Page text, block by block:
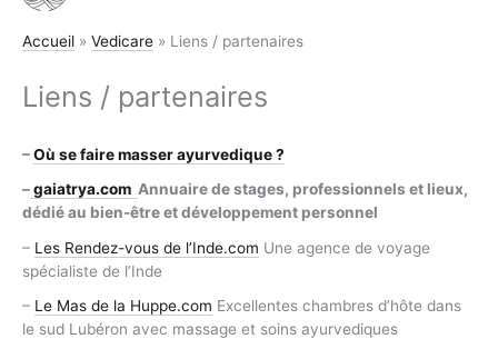
Accueil Vedicare Liens / partenaires
Liens / partenaires
–Où se faire masser ayurvedique ?
–gaiatrya.com Annuaire de stages, professionnels et lieux,
dédié au bien-être et développement personnel
– Les Rendez-vous de l’Inde.com Une agence de voyage
spécialiste de l’Inde
– Le Mas de la Huppe.com Excellentes chambres d’hôte dans
le sud Lubéron avec massage et soins ayurvediques